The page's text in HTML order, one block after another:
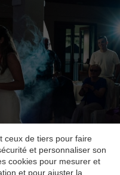
ceux de tiers pour faire
et personnaliser son
cookies pour mesurer et
et pour ajuster la